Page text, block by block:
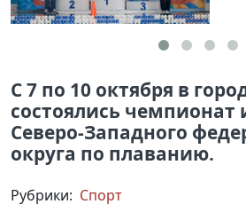
С 7 по 10 октября в
состоялись чемпионат
Северо-Западного
округа по плаванию.
Рубрики: Спорт